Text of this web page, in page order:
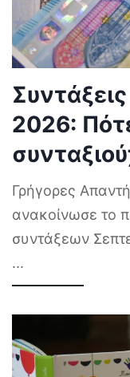
2026:
Γρήγορες
ανακοίνωσε το
συντάξεων
...